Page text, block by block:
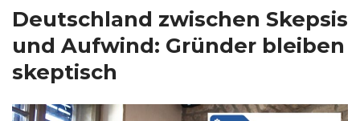
Deutschland zwischen Skepsis
und Aufwind: Gründer bleiben
skeptisch